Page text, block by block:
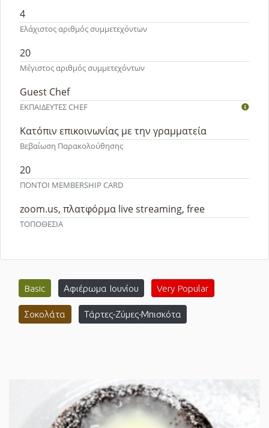
Ελάχιστος αριθμός συμμετεχόντων
4
Μέγιστος αριθμός συμμετεχόντων
20
ΕΚΠΑΙΔΕΥΤEΣ CHEF
Guest Chef
Βεβαίωση Παρακολούθησης
Κατόπιν επικοινωνίας με την γραμματεία
ΠΟΝΤΟΙ MEMBERSHIP CARD
20
ΤΟΠΟΘΕΣΙΑ
zoom.us, πλατφόρμα live streaming, free
Basic Αφιέρωμα Ιουνίου Very Popular
Σοκολάτα Τάρτες-Ζύμες-Μπισκότα